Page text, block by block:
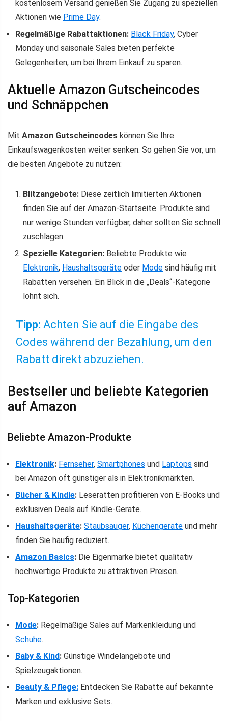
kostenlosem Versand genießen Sie Zugang zu speziellen
Aktionen wie Prime Day.
Regelmäßige Rabattaktionen: Black Friday, Cyber
Monday und saisonale Sales bieten perfekte
Gelegenheiten, um bei Ihrem Einkauf zu sparen.
Aktuelle Amazon Gutscheincodes
und Schnäppchen
Mit Amazon Gutscheincodes können Sie Ihre
Einkaufswagenkosten weiter senken. So gehen Sie vor, um
die besten Angebote zu nutzen:
Blitzangebote: Diese zeitlich limitierten Aktionen
finden Sie auf der Amazon-Startseite. Produkte sind
nur wenige Stunden verfügbar, daher sollten Sie schnell
zuschlagen.
Spezielle Kategorien: Beliebte Produkte wie
Elektronik, Haushaltsgeräte oder Mode sind häufig mit
Rabatten versehen. Ein Blick in die „Deals“-Kategorie
lohnt sich.
Tipp: Achten Sie auf die Eingabe des
Codes während der Bezahlung, um den
Rabatt direkt abzuziehen.
Bestseller und beliebte Kategorien
auf Amazon
Beliebte Amazon-Produkte
Elektronik: Fernseher, Smartphones und Laptops sind
bei Amazon oft günstiger als in Elektronikmärkten.
Bücher & Kindle: Leseratten profitieren von E-Books und
exklusiven Deals auf Kindle-Geräte.
Haushaltsgeräte: Staubsauger, Küchengeräte und mehr
finden Sie häufig reduziert.
Amazon Basics: Die Eigenmarke bietet qualitativ
hochwertige Produkte zu attraktiven Preisen.
Top-Kategorien
Mode: Regelmäßige Sales auf Markenkleidung und
Schuhe.
Baby & Kind: Günstige Windelangebote und
Spielzeugaktionen.
Beauty & Pflege: Entdecken Sie Rabatte auf bekannte
Marken und exklusive Sets.